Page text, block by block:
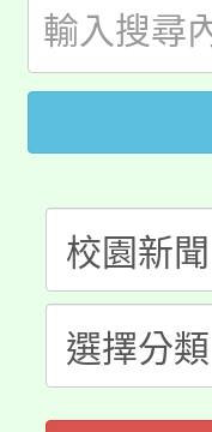
代理(
公告
代理(
轉知
《
程，
心理
系所
轉知
縣市
門員
踴躍
桃園
要點
「桃
展演
115
義教